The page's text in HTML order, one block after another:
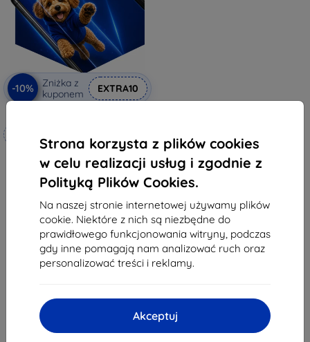
Strona korzysta z plików cookies
w celu realizacji usług i zgodnie z
Polityką Plików Cookies.
Na naszej stronie internetowej używamy plików
cookie. Niektóre z nich są niezbędne do
prawidłowego funkcjonowania witryny, podczas
gdy inne pomagają nam analizować ruch oraz
personalizować treści i reklamy.
Akceptuj
-10%
Zniżka z
kuponem
EXTRA10
76,90 zł
69,21 zł
Na stanie: 4 szt.
1